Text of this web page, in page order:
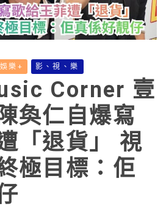
娛樂+ 影、視、樂
Corner 壹
奐仁自爆寫
「退貨」 視
極目標：佢